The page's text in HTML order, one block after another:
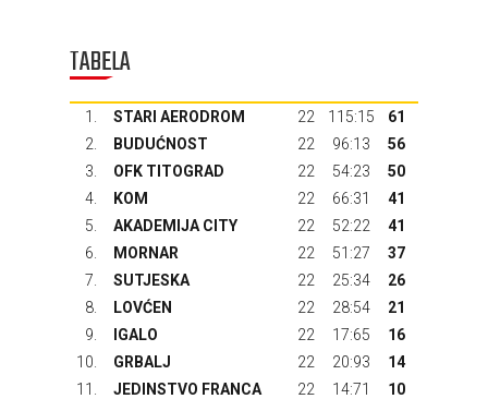
TABELA
1. STARI AERODROM 22 115:15
61
2.
BUDUĆNOST 22 96:13
56
3.
OFK TITOGRAD 22 54:23
50
4.
KOM 22 66:31
41
5.
AKADEMIJA CITY 22 52:22
41
6.
MORNAR 22 51:27
37
7.
SUTJESKA 22 25:34
26
8.
LOVĆEN 22 28:54
21
9.
IGALO 22 17:65
16
10.
GRBALJ 22 20:93
14
11.
JEDINSTVO FRANCA 22 14:71
10